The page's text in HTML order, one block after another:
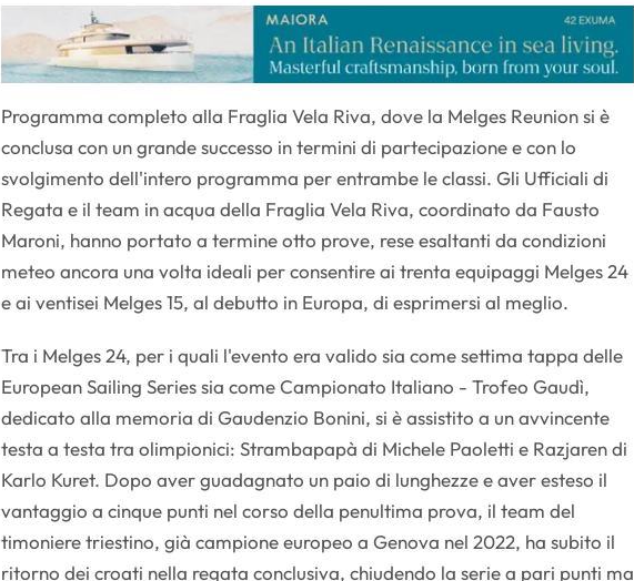
Programma completo alla Fraglia Vela Riva, dove la Melges Reunion si è
conclusa con un grande successo in termini di partecipazione e con lo
svolgimento dell'intero programma per entrambe le classi. Gli Ufficiali di
Regata e il team in acqua della Fraglia Vela Riva, coordinato da Fausto
Maroni, hanno portato a termine otto prove, rese esaltanti da condizioni
meteo ancora una volta ideali per consentire ai trenta equipaggi Melges 24
e ai ventisei Melges 15, al debutto in Europa, di esprimersi al meglio.
Tra i Melges 24, per i quali l'evento era valido sia come settima tappa delle
European Sailing Series sia come Campionato Italiano - Trofeo Gaudì,
dedicato alla memoria di Gaudenzio Bonini, si è assistito a un avvincente
testa a testa tra olimpionici: Strambapapà di Michele Paoletti e Razjaren di
Karlo Kuret. Dopo aver guadagnato un paio di lunghezze e aver esteso il
vantaggio a cinque punti nel corso della penultima prova, il team del
timoniere triestino, già campione europeo a Genova nel 2022, ha subito il
ritorno dei croati nella regata conclusiva, chiudendo la serie a pari punti ma